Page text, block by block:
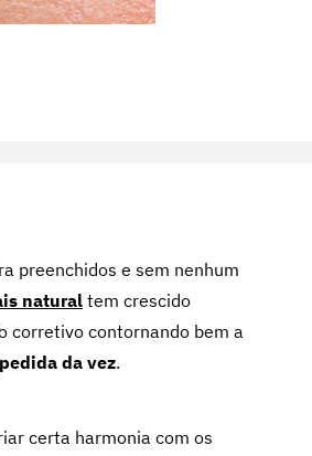
preenchidos e sem nenhum
natural tem crescido
corretivo contornando bem a
da vez.
certa harmonia com os